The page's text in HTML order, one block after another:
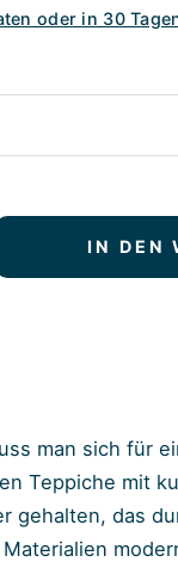
oder in 30
IN DEN
man sich für
Teppiche mit
gehalten, das